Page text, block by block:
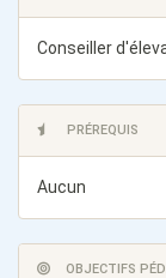
Conseiller
PRÉREQUIS
Aucun
OBJECTIFS